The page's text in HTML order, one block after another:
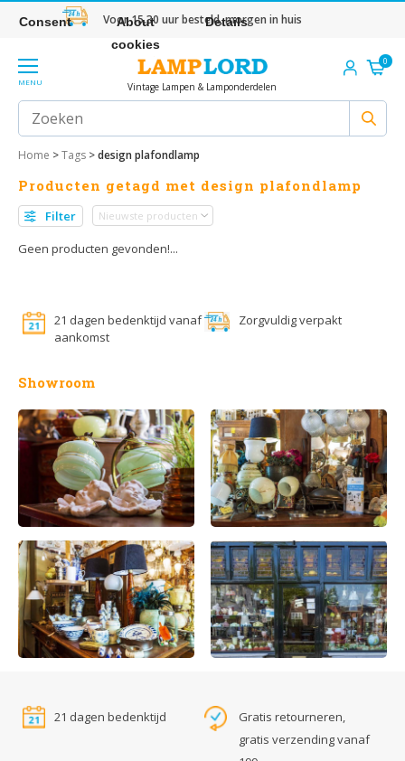
Voor 15.30 uur besteld, morgen in huis
MENU Vintage Lampen & Lamponderdelen
0
Home >Tags >design plafondlamp
Producten getagd met design plafondlamp
Filter
Geen producten gevonden!...
21 dagen bedenktijd vanaf
aankomst
Zorgvuldig verpakt
Showroom
21 dagen bedenktijd
Gratis retourneren,
gratis verzending vanaf
Consent
About
cookies
Details